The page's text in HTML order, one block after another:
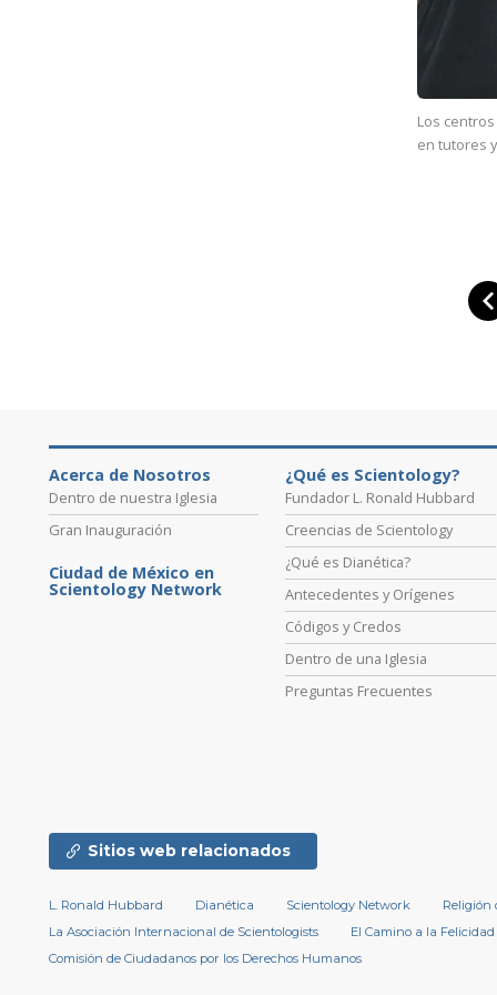
Los
en tutores
Acerca de Nosotros
Dentro de nuestra Iglesia
Gran Inauguración
Ciudad de México en
Scientology Network
¿Qué es Scientology?
Fundador L. Ronald Hubbard
Creencias de Scientology
¿Qué es Dianética?
Antecedentes y Orígenes
Códigos y Credos
Dentro de una Iglesia
Preguntas Frecuentes
Sitios web relacionados
L. Ronald Hubbard Dianética Scientology Network
Religión
La Asociación Internacional de Scientologists
El Camino a la Felicidad
Comisión de Ciudadanos por los Derechos Humanos